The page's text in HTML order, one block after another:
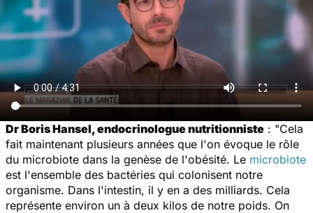
Dr Boris Hansel, endocrinologue nutritionniste : "Cela
fait maintenant plusieurs années que l'on évoque le rôle
du microbiote dans la genèse de l'obésité. Le microbiote
est l'ensemble des bactéries qui colonisent notre
organisme. Dans l'intestin, il y en a des milliards. Cela
représente environ un à deux kilos de notre poids. On